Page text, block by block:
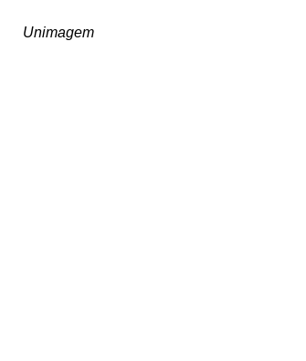
Unimagem